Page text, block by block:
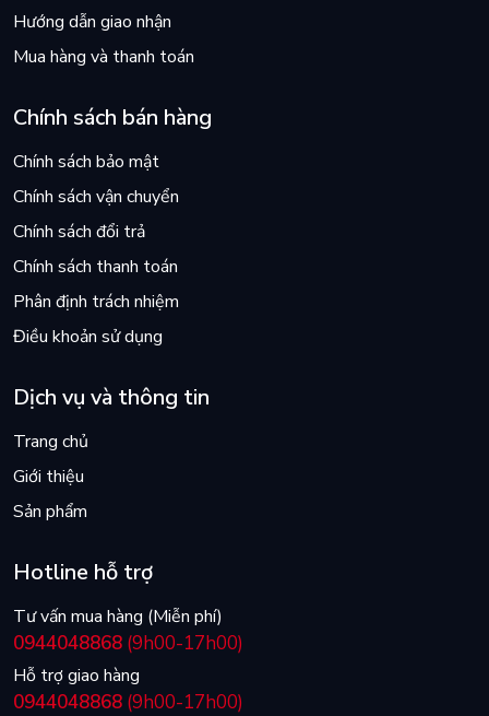
Hướng dẫn giao nhận
Mua hàng và thanh toán
Chính sách bán hàng
Chính sách bảo mật
Chính sách vận chuyển
Chính sách đổi trả
Chính sách thanh toán
Phân định trách nhiệm
Điều khoản sử dụng
Dịch vụ và thông tin
Trang chủ
Giới thiệu
Sản phẩm
Hotline hỗ trợ
Tư vấn mua hàng (Miễn phí)
0944048868 (9h00-17h00)
Hỗ trợ giao hàng
0944048868 (9h00-17h00)